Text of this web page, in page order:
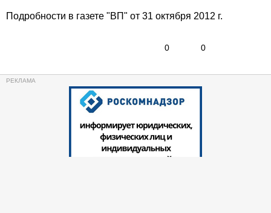
Подробности в газете "ВП" от 31 октября 2012 г.
0 0